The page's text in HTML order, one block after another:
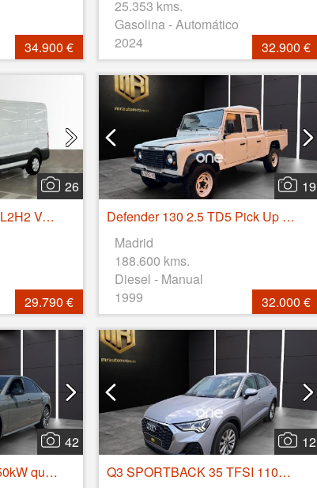
34.900 €
25.353 kms.
Gasolina - Automático
2024
32.900 €
26
Ford Transit 350 96kW L2H2 Van Trend RWD HD
29.790 €
19
Defender 130 2.5 TD5 Pick Up Doble Cabina
Madrid
188.600 kms.
Diesel - Manual
1999
32.000 €
42
A4 Black line 40 TDI 150kW quattro S tronic
12
Q3 SPORTBACK 35 TFSI 110kW (150CV) S tronic Advanced